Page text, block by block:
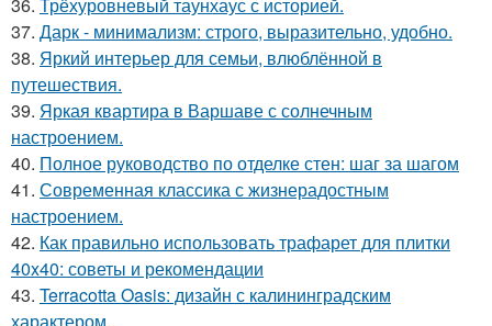
37. Дарк - минимализм: строго, выразительно, удобно.
38. Яркий интерьер для семьи, влюблённой в
путешествия.
39. Яркая квартира в Варшаве с солнечным
настроением.
40. Полное руководство по отделке стен: шаг за шагом
41. Современная классика с жизнерадостным
настроением.
42. Как правильно использовать трафарет для плитки
40x40: советы и рекомендации
43. Terracotta Oasis: дизайн с калининградским